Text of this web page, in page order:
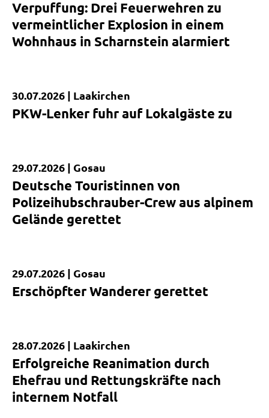
Verpuffung: Drei Feuerwehren zu
vermeintlicher Explosion in einem
Wohnhaus in Scharnstein alarmiert
Kurzmeldung
30.07.2026 | Laakirchen
PKW-Lenker fuhr auf Lokalgäste zu
Kurzmeldung
29.07.2026 | Gosau
Deutsche Touristinnen von
Polizeihubschrauber-Crew aus alpinem
Gelände gerettet
Kurzmeldung
29.07.2026 | Gosau
Erschöpfter Wanderer gerettet
Kurzmeldung
28.07.2026 | Laakirchen
Erfolgreiche Reanimation durch
Ehefrau und Rettungskräfte nach
internem Notfall